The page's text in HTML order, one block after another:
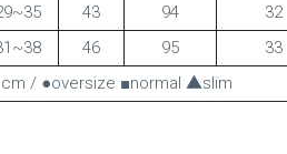
43 94 32
46 95 33
/ ●oversize ■normal ▲slim